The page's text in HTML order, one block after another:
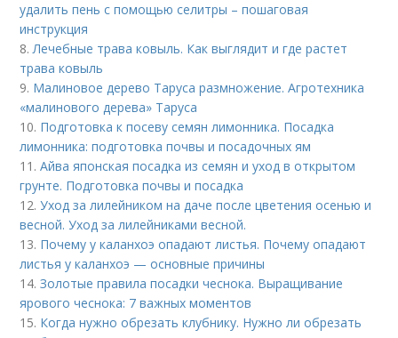
удалить пень с помощью селитры – пошаговая
инструкция
8.Лечебные трава ковыль. Как выглядит и где растет
трава ковыль
9. Малиновое дерево Таруса размножение. Агротехника
«малинового дерева» Таруса
10. Подготовка к посеву семян лимонника. Посадка
лимонника: подготовка почвы и посадочных ям
11.Айва японская посадка из семян и уход в открытом
грунте. Подготовка почвы и посадка
12.Уход за лилейником на даче после цветения осенью и
весной. Уход за лилейниками весной.
13. Почему у каланхоэ опадают листья. Почему опадают
листья у каланхоэ — основные причины
14.Золотые правила посадки чеснока. Выращивание
ярового чеснока: 7 важных моментов
15. Когда нужно обрезать клубнику. Нужно ли обрезать